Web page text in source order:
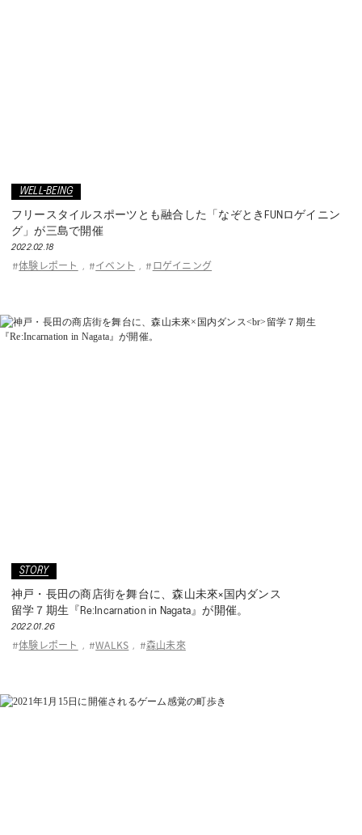
WELL-BEING
フリースタイルスポーツとも融合した「なぞときFUNロゲイニン
グ」が三島で開催
2022.02.18
#体験レポート , # イベント , # ロゲイニング
STORY
神戸・長田の商店街を舞台に、森山未來×国内ダンス
留学７期生『Re:Incarnation in Nagata』が開催。
2022.01.26
#体験レポート , #WALKS , #森山未來